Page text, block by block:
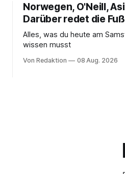
Norwegen, O'Neill,
Darüber redet die
Alles, was du heute am
wissen musst
Von Redaktion 08 Aug. 2026